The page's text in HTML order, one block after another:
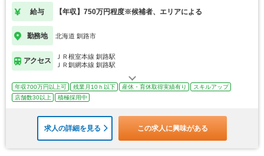
給与 【年収】750万円程度※候補者、エリアによる
勤務地 北海道 釧路市
アクセス
ＪＲ根室本線 釧路駅
ＪＲ釧網本線 釧路駅
年収700万円以上可 残業月10ｈ以下 産休・育休取得実績有り
スキルアップ
店舗数30以上
積極採用中
求人の詳細を見る この求人に興味がある